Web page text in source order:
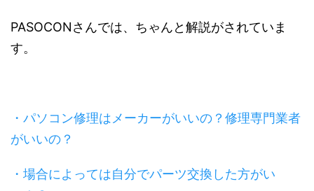
PASOCONさんでは、ちゃんと解説がされていま
す。
・パソコン修理はメーカーがいいの？修理専門業者
がいいの？
・場合によっては自分でパーツ交換した方がい